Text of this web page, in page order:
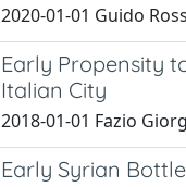
2020-01-01 Guido
Early Propensity
Italian City
2018-01-01 Fazio
Early Syrian